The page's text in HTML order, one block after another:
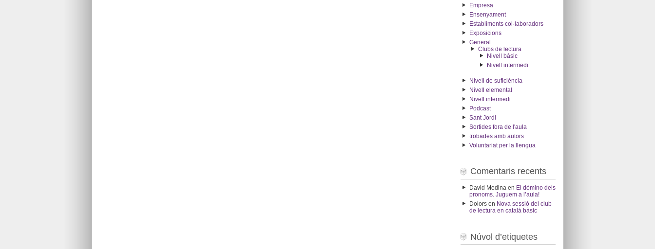
Empresa
Ensenyament
Establiments col·laboradors
Exposicions
General
Clubs de lectura
Nivell bàsic
Nivell intermedi
Nivell de suficiència
Nivell elemental
Nivell intermedi
Podcast
Sant Jordi
Sortides fora de l'aula
trobades amb autors
Voluntariat per la llengua
Comentaris recents
David Medinaen El dòmino dels
pronoms. Juguem a l’aula!
Dolorsen Nova sessió del club
de lectura en català bàsic
Núvol d’etiquetes